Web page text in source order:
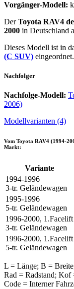
Vorgänger-Modell:
DerToyota RAV4
2000 in Deutschland
Dieses Modell ist in
(C SUV) eingeordnet.
Nachfolger
Nachfolge-Modell:
2006)
Modellvarianten (4)
Vom Toyota RAV4 (1994-
Markt:
Variante
1994-1996
3-tr. Geländewagen
1995-1996
5-tr. Geländewagen
1996-2000, 1.Facelift
3-tr. Geländewagen
1996-2000, 1.Facelift
5-tr. Geländewagen
L = Länge; B =
Rad = Radstand;
Code = Interner